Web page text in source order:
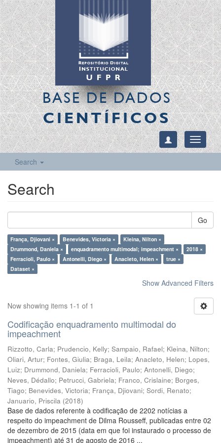
BASE DE DADOS
CIENTÍFICOS
Toggle
Search
Search
Go
França, Djiovani × Benevides, Victoria ×
Kleina, Nilton ×
Drummond, Daniela ×
enquadramento multimodal; impeachment ×
2018 ×
Ferracioli, Paulo ×
Antonelli, Diego × Anacleto, Helen ×
true ×
Dataset ×
Show Advanced Filters
Now showing items 1-1 of 1
Codificação enquadramento multimodal do
impeachment
Rizzotto, Carla; Prudencio, Kelly; Sampaio, Rafael; Kleina, Nilton;
Oliari, Artur; Fontes, Giulia; Braga, Leila; Anacleto, Helen; Lopes,
Luiz; Drummond, Daniela; Ferracioli, Paulo; Antonelli, Diego;
Neves, Dédallo; Petrucci, Gabriela; Franco, Crislaine; Borges,
Tiago; Benevides, Victoria; França, Djiovani; Sordi, Renato;
Januario, Priscila (2018)
Base de dados referente à codificação de 2202 notícias a
respeito do impeachment de Dilma Rousseff, publicadas entre 02
de dezembro de 2015 (data em que foi instaurado o processo de
impeachment) até 31 de agosto de 2016 ...